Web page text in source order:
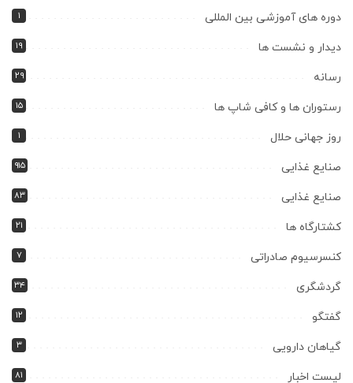
دوره های آموزشی بین المللی ۱
دیدار و نشست ها ۱۹
رسانه ۲۹
رستوران ها و کافی شاپ ها ۱۵
روز جهانی حلال ۱
صنایع غذایی ۹۱۵
صنایع غذایی ۸۳
کشتارگاه ها ۲۱
کنسرسیوم صادراتی ۷
گردشگری ۳۴
گفتگو ۱۲
گیاهان دارویی ۳
لیست اخبار ۸۱